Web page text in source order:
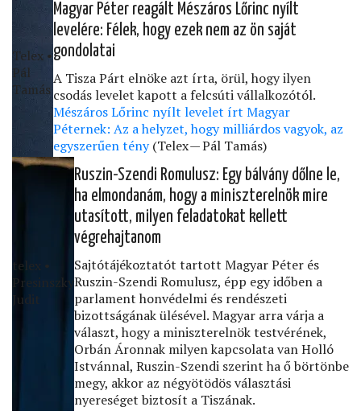
Telex •
Pál
Tamás
Magyar Péter reagált Mészáros Lőrinc nyílt
levelére: Félek, hogy ezek nem az ön saját
gondolatai
A Tisza Párt elnöke azt írta, örül, hogy ilyen
csodás levelet kapott a felcsúti vállalkozótól.
Mészáros Lőrinc nyílt levelet írt Magyar
Péternek: Az a helyzet, hogy milliárdos vagyok, az
egyszerűen tény(Telex — Pál Tamás)
telex •
Presinszky
Judit
Ruszin-Szendi Romulusz: Egy bálvány dőlne le,
ha elmondanám, hogy a miniszterelnök mire
utasított, milyen feladatokat kellett
végrehajtanom
Sajtótájékoztatót tartott Magyar Péter és
Ruszin-Szendi Romulusz, épp egy időben a
parlament honvédelmi és rendészeti
bizottságának ülésével. Magyar arra várja a
választ, hogy a miniszterelnök testvérének,
Orbán Áronnak milyen kapcsolata van Holló
Istvánnal, Ruszin-Szendi szerint ha ő börtönbe
megy, akkor az négyötödös választási
nyereséget biztosít a Tiszának.